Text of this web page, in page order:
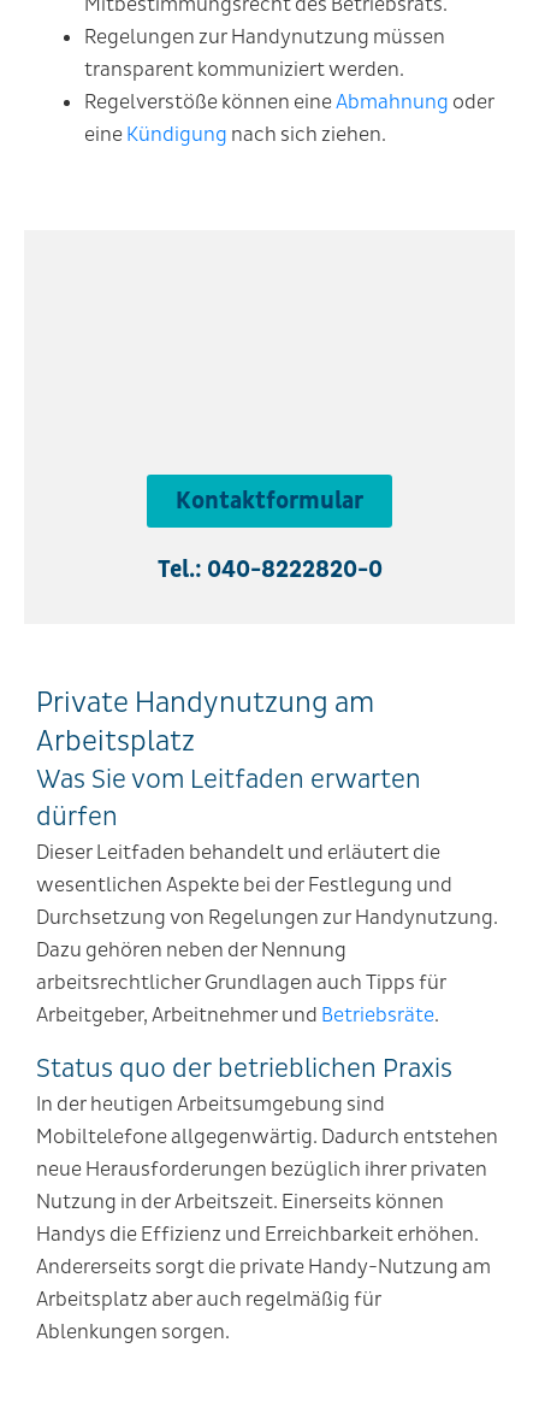
Regelungen zur Handynutzung müssen
transparent kommuniziert werden.
Regelverstöße können eineAbmahnung oder
eineKündigung nach sich ziehen.
Kontaktformular
Tel.: 040-8222820-0
Private Handynutzung am
Arbeitsplatz
Was Sie vom Leitfaden erwarten
dürfen
Dieser Leitfaden behandelt und erläutertdie
wesentlichen Aspekte bei der Festlegung und
Durchsetzung von Regelungen zur Handynutzung.
Dazu gehören neben der Nennung
arbeitsrechtlicher Grundlagen auch Tipps für
Arbeitgeber, Arbeitnehmer und Betriebsräte.
Status quo der betrieblichen Praxis
In der heutigen Arbeitsumgebung sind
Mobiltelefone allgegenwärtig. Dadurch entstehen
neue Herausforderungen bezüglich ihrer privaten
Nutzung in der Arbeitszeit. Einerseits können
Handys die Effizienz und Erreichbarkeit erhöhen.
Andererseits sorgt die private Handy-Nutzung am
Arbeitsplatz aber auch regelmäßig für
Ablenkungen sorgen.